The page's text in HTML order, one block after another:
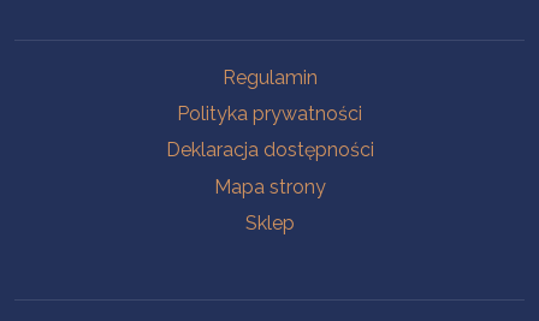
Regulamin
Polityka prywatności
Deklaracja dostępności
Mapa strony
Sklep